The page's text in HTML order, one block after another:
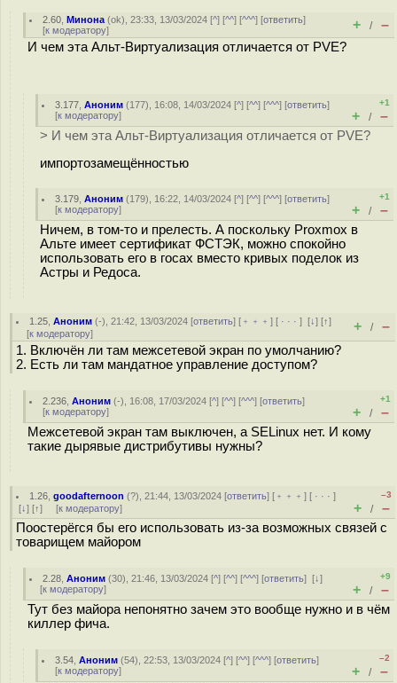
2.60 ,Минона (ok), 23:33, 13/03/2024 [^] [^^] [^^^] [ответить]
[к модератору] + / –
И чем эта Альт-Виртуализация отличается от PVE?
3.177 ,Аноним (177), 16:08, 14/03/2024 [^] [^^] [^^^] [ответить]
[к модератору]
+1
+ / –
> И чем эта Альт-Виртуализация отличается от PVE?
импортозамещённостью
3.179 ,Аноним (179), 16:22, 14/03/2024 [^] [^^] [^^^] [ответить]
[к модератору]
+1
+ / –
Ничем, в том-то и прелесть. А поскольку Proxmox в
Альте имеет сертификат ФСТЭК, можно спокойно
использовать его в госах вместо кривых поделок из
Астры и Редоса.
1.25 ,Аноним (-), 21:42, 13/03/2024 [ответить] [ ﹢﹢﹢] [ · · ·][↓] [↑]
[к модератору] + / –
1. Включён ли там межсетевой экран по умолчанию?
2. Есть ли там мандатное управление доступом?
2.236 ,Аноним (-), 16:08, 17/03/2024 [^] [^^] [^^^] [ответить]
[к модератору]
+1
+ / –
Межсетевой экран там выключен, а SELinux нет. И кому
такие дырявые дистрибутивы нужны?
1.26 ,goodafternoon (?), 21:44, 13/03/2024 [ответить] [ ﹢﹢﹢] [ · · ·]
[↓] [↑] [к модератору]
–3
+ / –
Поостерёгся бы его использовать из-за возможных связей с
товарищем майором
2.28 ,Аноним (30), 21:46, 13/03/2024 [^] [^^] [^^^] [ответить][↓]
[к модератору]
+9
+ / –
Тут без майора непонятно зачем это вообще нужно и в чём
киллер фича.
3.54 ,Аноним (54), 22:53, 13/03/2024 [^] [^^] [^^^] [ответить]
[к модератору]
–2
+ / –